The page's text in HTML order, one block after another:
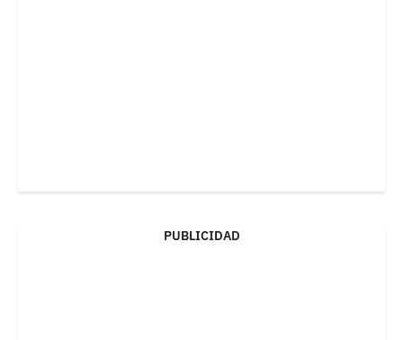
PUBLICIDAD